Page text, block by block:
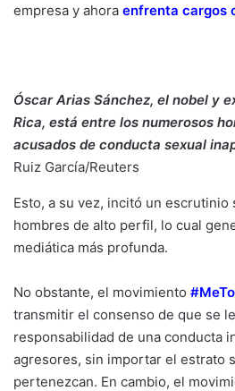
empresa y ahora enfrenta cargos
Óscar Arias Sánchez, el nobel y
Rica, está entre los numerosos
acusados de conducta sexual
Ruiz García/Reuters
Esto, a su vez, incitó un escrutinio
hombres de alto perfil, lo cual
mediática más profunda.
No obstante, el movimiento
transmitir el consenso de que se
responsabilidad de una conducta
agresores, sin importar el estrato
pertenezcan. En cambio, el